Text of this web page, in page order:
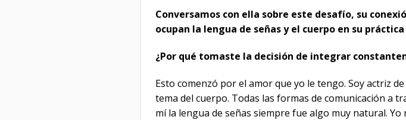
Conversamos con ella sobre este desafío, su
ocupan la lengua de señas y el cuerpo en su
¿Por qué tomaste la decisión de integrar
Esto comenzó por el amor que yo le tengo. Soy actriz
tema del cuerpo. Todas las formas de comunicación a
mí la lengua de señas siempre fue algo muy natural.